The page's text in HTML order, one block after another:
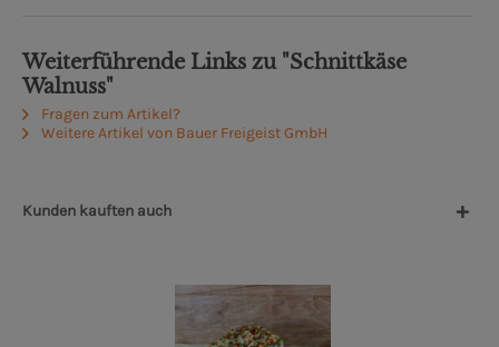
Weiterführende Links zu "Schnittkäse
Walnuss"
Fragen zum Artikel?
Weitere Artikel von Bauer Freigeist GmbH
Kunden kauften auch